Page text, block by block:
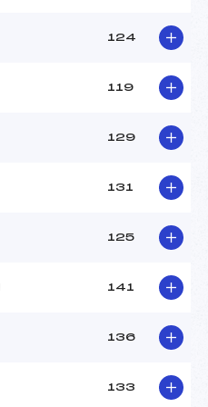
124
119
129
131
125
141
136
133